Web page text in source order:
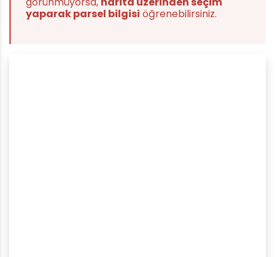
yaparak parsel bilgisi öğrenebilirsiniz.